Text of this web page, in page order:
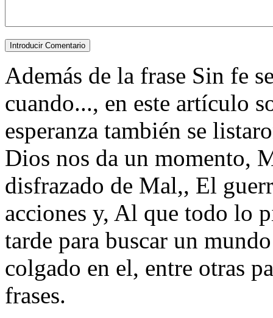
Además de la frase Sin fe
cuando..., en este artículo
esperanza también se
Dios nos da un momento,
disfrazado de Mal,, El
acciones y, Al que todo lo
tarde para buscar un
colgado en el, entre otras
frases.